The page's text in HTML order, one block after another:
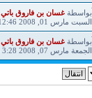
آخر
مشاركة
بواسطةغسان بن فاروق باتي
السبت مارس 01, 2008 12:46 am
آخر
مشاركة
بواسطةغسان بن فاروق باتي
الجمعة مارس 07, 2008 3:28 pm